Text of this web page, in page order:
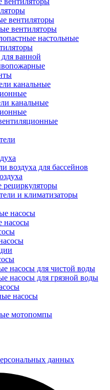
вентиляторы
вентиляторы
настольные
ванной
канальные
канальные
воздуха для бассейнов
рециркуляторы
и климатизаторы
насосы
насосы
насосы для чистой воды
насосы для грязной воды
насосы
мотопомпы
данных